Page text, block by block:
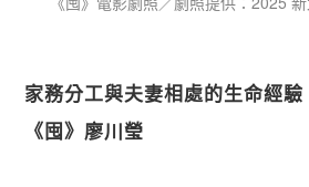
家務分工與夫妻相處的生命經驗
《囤》廖川瑩